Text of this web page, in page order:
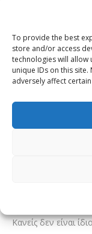
To provide the best
store and/or access
technologies will allow
unique IDs on this
adversely affect
Πολλοί άνθρωποι
αρέσουν αισθητικά.
τα πρόσωπα.
διαφορετικές
Για αυτό και η
σύγχρονης
της φυσιογνωμίας
Κανείς δεν είναι